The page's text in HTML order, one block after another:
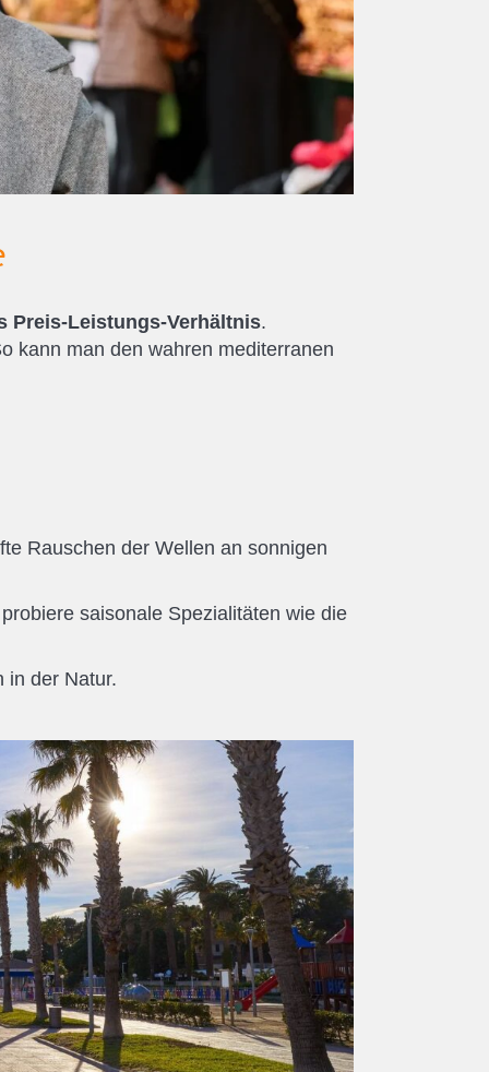
Preis-Leistungs-Verhältnis.
kann man den wahren mediterranen
Rauschen der Wellen an sonnigen
saisonale Spezialitäten wie die
in der Natur.